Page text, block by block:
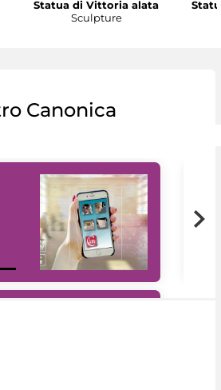
Statua di Vittoria alata
Sculpture
Canonica